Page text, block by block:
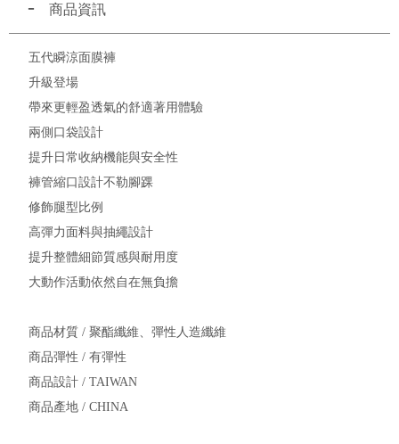
商品資訊
五代瞬涼面膜褲
升級登場
帶來更輕盈透氣的舒適著用體驗
兩側口袋設計
提升日常收納機能與安全性
褲管縮口設計不勒腳踝
修飾腿型比例
高彈力面料與抽繩設計
提升整體細節質感與耐用度
大動作活動依然自在無負擔
商品材質 / 聚酯纖維、彈性人造纖維
商品彈性 / 有彈性
商品設計 / TAIWAN
商品產地 / CHINA